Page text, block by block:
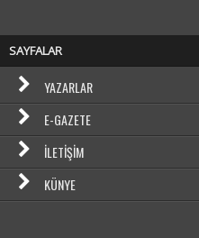
SAYFALAR
YAZARLAR
E-GAZETE
İLETIŞIM
KÜNYE